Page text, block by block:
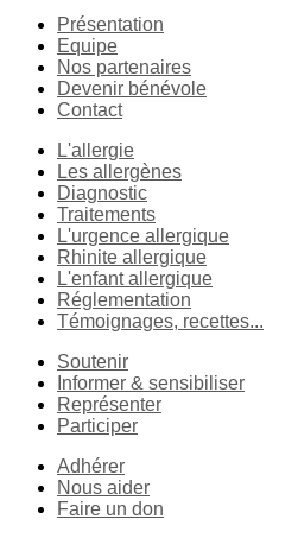
Présentation
Equipe
Nos partenaires
Devenir bénévole
Contact
L'allergie
Les allergènes
Diagnostic
Traitements
L'urgence allergique
Rhinite allergique
L'enfant allergique
Réglementation
Témoignages, recettes...
Soutenir
Informer & sensibiliser
Représenter
Participer
Adhérer
Nous aider
Faire un don